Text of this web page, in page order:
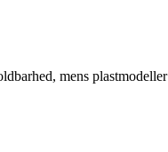
mens